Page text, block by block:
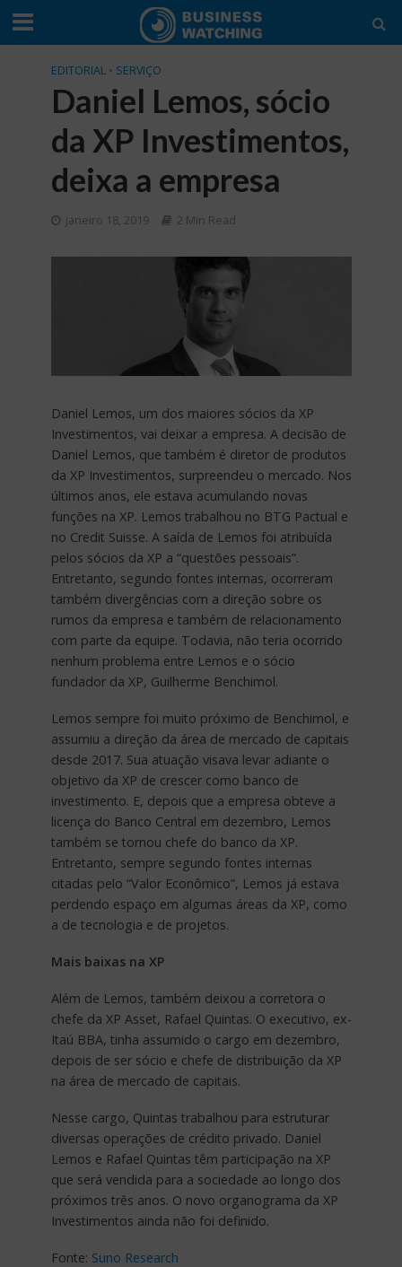
EDITORIAL • SERVIÇO
Daniel Lemos, sócio
da XP Investimentos,
deixa a empresa
janeiro 18, 2019 2 Min Read
Daniel Lemos, um dos maiores sócios da XP
Investimentos, vai deixar a empresa. A decisão de
Daniel Lemos, que também é diretor de produtos
da XP Investimentos, surpreendeu o mercado. Nos
últimos anos, ele estava acumulando novas
funções na XP. Lemos trabalhou no BTG Pactual e
no Credit Suisse. A saída de Lemos foi atribuída
pelos sócios da XP a “questões pessoais”.
Entretanto, segundo fontes internas, ocorreram
também divergências com a direção sobre os
rumos da empresa e também de relacionamento
com parte da equipe. Todavia, não teria ocorrido
nenhum problema entre Lemos e o sócio
fundador da XP, Guilherme Benchimol.
Lemos sempre foi muito próximo de Benchimol, e
assumiu a direção da área de mercado de capitais
desde 2017. Sua atuação visava levar adiante o
objetivo da XP de crescer como banco de
investimento. E, depois que a empresa obteve a
licença do Banco Central em dezembro, Lemos
também se tornou chefe do banco da XP.
Entretanto, sempre segundo fontes internas
citadas pelo “Valor Econômico”, Lemos já estava
perdendo espaço em algumas áreas da XP, como
a de tecnologia e de projetos.
Mais baixas na XP
Além de Lemos, também deixou a corretora o
chefe da XP Asset, Rafael Quintas. O executivo, ex-
Itaú BBA, tinha assumido o cargo em dezembro,
depois de ser sócio e chefe de distribuição da XP
na área de mercado de capitais.
Nesse cargo, Quintas trabalhou para estruturar
diversas operações de crédito privado. Daniel
Lemos e Rafael Quintas têm participação na XP
que será vendida para a sociedade ao longo dos
próximos três anos. O novo organograma da XP
Investimentos ainda não foi definido.
Fonte: Suno Research